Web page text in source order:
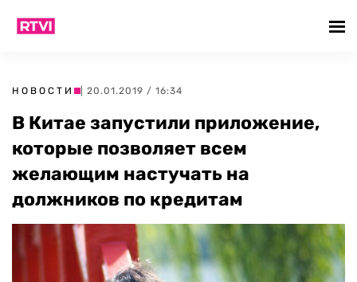
НОВОСТИ | 20.01.2019 / 16:34
В Китае запустили приложение,
которые позволяет всем
желающим настучать на
должников по кредитам